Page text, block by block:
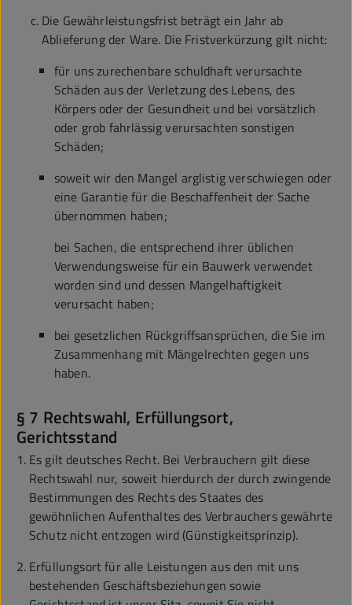
Die Gewährleistungsfrist beträgt ein Jahr ab
Ablieferung der Ware. Die Fristverkürzung gilt nicht:
für uns zurechenbare schuldhaft verursachte
Schäden aus der Verletzung des Lebens, des
Körpers oder der Gesundheit und bei vorsätzlich
oder grob fahrlässig verursachten sonstigen
Schäden;
soweit wir den Mangel arglistig verschwiegen oder
eine Garantie für die Beschaffenheit der Sache
übernommen haben;
bei Sachen, die entsprechend ihrer üblichen
Verwendungsweise für ein Bauwerk verwendet
worden sind und dessen Mangelhaftigkeit
verursacht haben;
bei gesetzlichen Rückgriffsansprüchen, die Sie im
Zusammenhang mit Mängelrechten gegen uns
haben.
§ 7 Rechtswahl, Erfüllungsort,
Gerichtsstand
Es gilt deutsches Recht. Bei Verbrauchern gilt diese
Rechtswahl nur, soweit hierdurch der durch zwingende
Bestimmungen des Rechts des Staates des
gewöhnlichen Aufenthaltes des Verbrauchers gewährte
Schutz nicht entzogen wird (Günstigkeitsprinzip).
Erfüllungsort für alle Leistungen aus den mit uns
bestehenden Geschäftsbeziehungen sowie